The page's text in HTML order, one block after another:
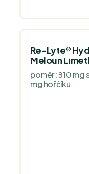
Re-Lyte®
Meloun
poměr: 810 mg
mg hořčíku